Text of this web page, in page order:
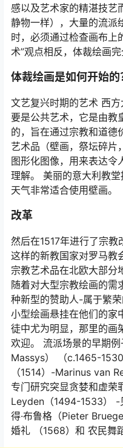
感以及艺术家的精湛技艺
静物一样），大量的流派
时，必须通过检查画布上
术”观点相反，体裁绘画完
体裁绘画是如何开始的
文艺复兴时期的艺术 西
要是公共艺术，它是由教
的，旨在通过宗教和道德
艺术品（壁画，祭坛碎片
图形化图像，用来表达令
理解。 美丽的意大利教
天气非常适合使用壁画。
改革
然后在1517年进行了宗
这样的新教国家对罗马教
宗教艺术品在北欧大部分
随着对大型宗教绘画的需
种新型的赞助人-属于繁
小型绘画悬挂在他们的家
徒中尤为明显，那里的画
欢迎。 流派场景的早期
Massys） （c.1465-
（1514）-Marinus van
专门研究突显贪婪和虚
Leyden（1494-1533） -
得·布鲁格（Pieter
婚礼
（1568）和 农民舞